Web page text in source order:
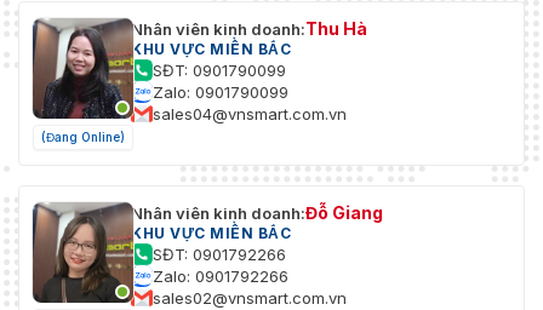
(Đang Online)
Nhân viên kinh doanh:Thu Hà
KHU VỰC MIỀN BẮC
SĐT: 0901790099
Zalo: 0901790099
sales04@vnsmart.com.vn
Nhân viên kinh doanh:Đỗ Giang
KHU VỰC MIỀN BẮC
SĐT: 0901792266
Zalo: 0901792266
sales02@vnsmart.com.vn